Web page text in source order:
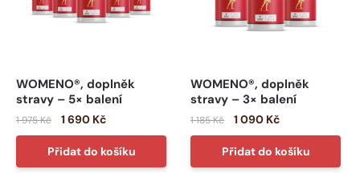
WOMENO®, doplněk
stravy – 5× balení
1 975Kč 1 690 Kč
Přidat do košíku
WOMENO®, doplněk
stravy – 3× balení
1 185Kč 1 090 Kč
Přidat do košíku